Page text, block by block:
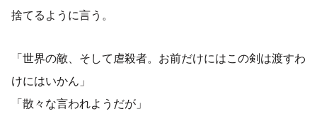
捨てるように言う。
「世界の敵、そして虐殺者。お前だけにはこの剣は渡すわ
けにはいかん」
「散々な言われようだが」